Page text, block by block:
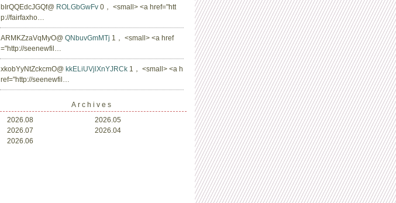
bIrQQEdcJGQf@ ROLGbGwFv 0， <small> <a href="htt
p://fairfaxho…
ARMKZzaVqMyO@ QNbuvGmMTj 1， <small> <a href
="http://seenewfil…
xkobYyNtZckcmO@ kkELiUVjlXnYJRCk 1， <small> <a h
ref="http://seenewfil…
Archives
2026.08
2026.07
2026.06
2026.05
2026.04